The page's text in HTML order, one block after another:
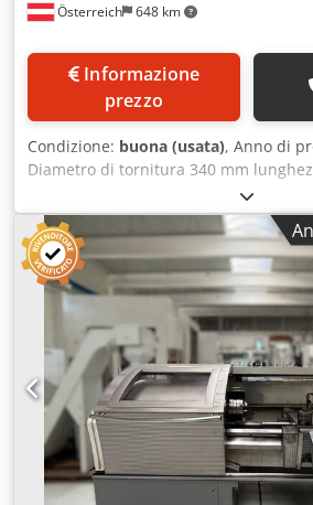
Österreich 648 km
prezzo
Condizione: buona (usata), Anno di
Diametro di tornitura 340 mm
mm Unità di controllo FAGOR 8055
550 mm Foro del mandrino 108 mm
- variabile in continuo 2500 giri/min.
azionamento 16,5 kW
cannotto 220 mm Diametro punta
richiesta 19 kW Peso della macchina
richiesto circa 4300 x 1600 x 1800 m
EMCO E 300x2000 viene fornito
accessori. accessori. Descrizione: -
raffreddamento - 1 pezzo Luenette
pezzo guida chiusa 15-185 mm - 1
1 pezzo mandrino a tre griffe - 1
D=400mm - Portautensili a 4 pieghe
portautensili